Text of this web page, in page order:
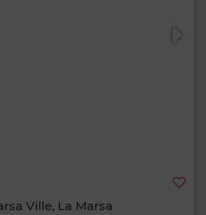
Ville, La Marsa